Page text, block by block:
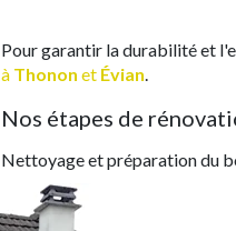
Pour garantir la durabilité et
à Thonon et Évian.
Nos étapes de
Nettoyage et préparation du
Application d'une sous-